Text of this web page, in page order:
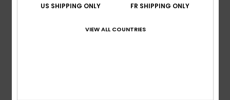
0% de nos clients recommandent ce produit
US SHIPPING ONLY FR SHIPPING ONLY
VIEW ALL COUNTRIES